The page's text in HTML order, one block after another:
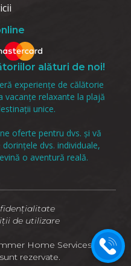
alături de noi!
experiențe de călătorie
vacanțe relaxante la plajă
unice.
oferte pentru dvs. și vă
dvs. individuale,
o aventură reală.
Home Services LTD -
rezervate.
de utilizare